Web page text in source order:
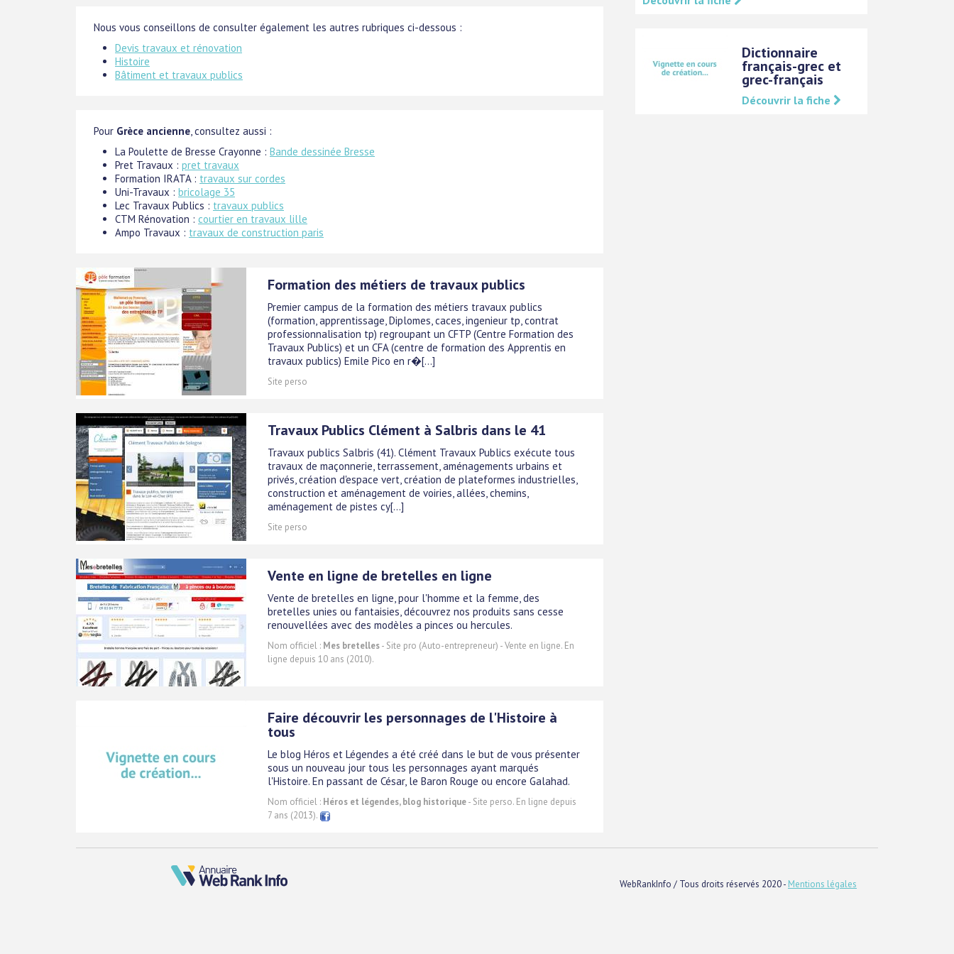
Nous vous conseillons de consulter également les autres rubriques ci-dessous :
Devis travaux et rénovation
Histoire
Bâtiment et travaux publics
Pour Grèce ancienne, consultez aussi :
La Poulette de Bresse Crayonne : Bande dessinée Bresse
Pret Travaux : pret travaux
Formation IRATA : travaux sur cordes
Uni-Travaux : bricolage 35
Lec Travaux Publics : travaux publics
CTM Rénovation : courtier en travaux lille
Ampo Travaux : travaux de construction paris
Formation des métiers de travaux publics
Premier campus de la formation des métiers travaux publics
(formation, apprentissage, Diplomes, caces, ingenieur tp, contrat
professionnalisation tp) regroupant un CFTP (Centre Formation des
Travaux Publics) et un CFA (centre de formation des Apprentis en
travaux publics) Emile Pico en r�[...]
Site perso
Travaux Publics Clément à Salbris dans le 41
Travaux publics Salbris (41). Clément Travaux Publics exécute tous
travaux de maçonnerie, terrassement, aménagements urbains et
privés, création d'espace vert, création de plateformes industrielles,
construction et aménagement de voiries, allées, chemins,
aménagement de pistes cy[...]
Site perso
Vente en ligne de bretelles en ligne
Vente de bretelles en ligne, pour l'homme et la femme, des
bretelles unies ou fantaisies, découvrez nos produits sans cesse
renouvellées avec des modèles a pinces ou hercules.
Nom officiel : Mes bretelles- Site pro (Auto-entrepreneur) - Vente en ligne. En
ligne depuis 10 ans (2010).
Faire découvrir les personnages de l'Histoire à
tous
Le blog Héros et Légendes a été créé dans le but de vous présenter
sous un nouveau jour tous les personnages ayant marqués
l'Histoire. En passant de César, le Baron Rouge ou encore Galahad.
Nom officiel : Héros et légendes, blog historique- Site perso. En ligne depuis
7 ans (2013).
Dictionnaire
français-grec et
grec-français
Découvrir la fiche
WebRankInfo / Tous droits réservés 2020 - Mentions légales